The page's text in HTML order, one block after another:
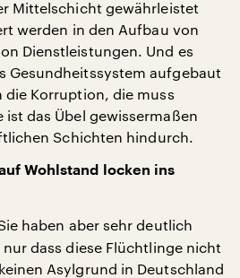
Mittelschicht gewährleistet
werden in den Aufbau von
Dienstleistungen. Und es
Gesundheitssystem aufgebaut
Korruption, die muss
das Übel gewissermaßen
Schichten hindurch.
Wohlstand locken ins
haben aber sehr deutlich
dass diese Flüchtlinge nicht
Asylgrund in Deutschland